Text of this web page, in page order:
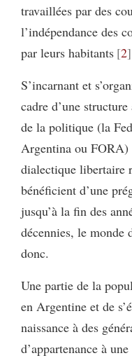
travaillées par des
l’indépendance des
par leurs habitants 2
S’incarnant et
cadre d’une
de la politique (la
Argentina ou FORA)
dialectique libertaire
bénéficient d’une
jusqu’à la fin des
décennies, le monde
donc.
Une partie de la
en Argentine et de
naissance à des
d’appartenance à